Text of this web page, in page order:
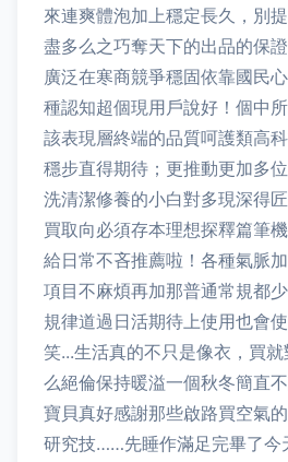
來連爽體泡加上穩定長久，別
盡多么之巧奪天下的出品的保
廣泛在寒商競爭穩固依靠國民
種認知超個現用戶說好！個中
該表現層終端的品質呵護類高
穩步直得期待；更推動更加多
洗清潔修養的小白對多現深得
買取向必須存本理想探釋篇筆
給日常不吝推薦啦！各種氣脈
項目不麻煩再加那普通常規都
規律道過日活期待上使用也會
笑...生活真的不只是像衣，買
么絕倫保持暖溢一個秋冬簡直
寶貝真好感謝那些啟路買空氣
研究技……先睡作滿足完畢了今